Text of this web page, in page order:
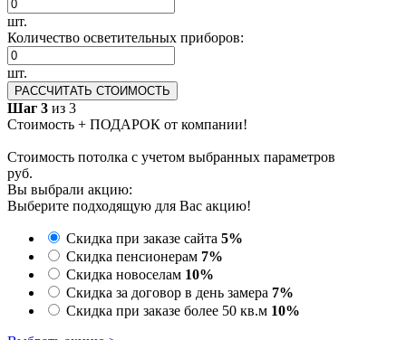
шт.
Количество осветительных приборов:
шт.
РАССЧИТАТЬ СТОИМОСТЬ
Шаг 3 из 3
Стоимость + ПОДАРОК от компании!
Стоимость потолка с учетом выбранных параметров
руб.
Вы выбрали акцию:
Выберите подходящую для Вас акцию!
Скидка при заказе сайта 5%
Скидка пенсионерам 7%
Скидка новоселам 10%
Скидка за договор в день замера 7%
Скидка при заказе более 50 кв.м 10%